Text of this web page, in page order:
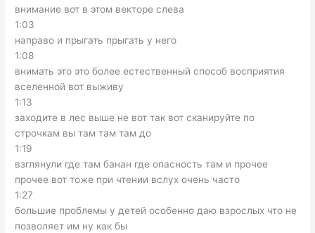
внимание вот в этом векторе слева
1:03
направо и прыгать прыгать у него
1:08
внимать это это более естественный способ восприятия
вселенной вот выживу
1:13
заходите в лес выше не вот так вот сканируйте по
строчкам вы там там там до
1:19
взглянули где там банан где опасность там и прочее
прочее вот тоже при чтении вслух очень часто
1:27
большие проблемы у детей особенно даю взрослых что не
позволяет им ну как бы